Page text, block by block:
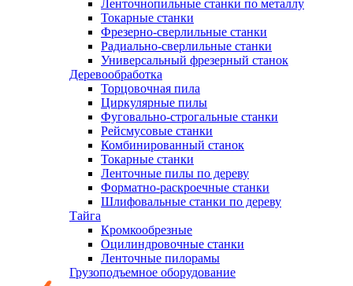
Ленточнопильные станки по металлу
Токарные станки
Фрезерно-сверлильные станки
Радиально-сверлильные станки
Универсальный фрезерный станок
Деревообработка
Торцовочная пила
Циркулярные пилы
Фуговально-строгальные станки
Рейсмусовые станки
Комбинированный станок
Токарные станки
Ленточные пилы по дереву
Форматно-раскроечные станки
Шлифовальные станки по дереву
Тайга
Кромкообрезные
Оцилиндровочные станки
Ленточные пилорамы
Грузоподъемное оборудование